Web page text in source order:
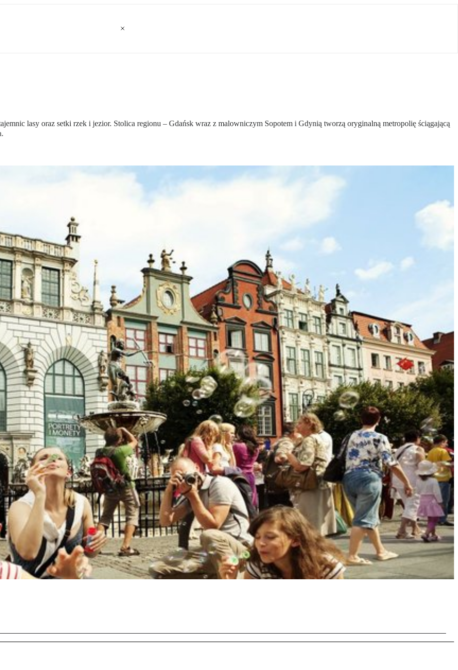
lasy oraz setki rzek i jezior. Stolica regionu – Gdańsk wraz z malowniczym Sopotem i Gdynią tworzą oryginalną metropolię ściągającą